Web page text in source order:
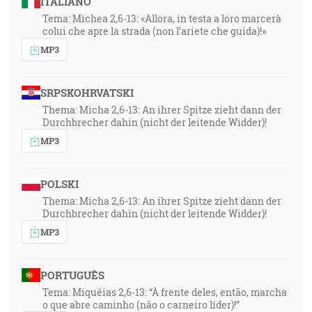
Tema: Michea 2,6-13: «Allora, in testa a loro marcerà
colui che apre la strada (non l’ariete che guida)!»
MP3
SRPSKOHRVATSKI
Thema: Micha 2,6-13: An ihrer Spitze zieht dann der
Durchbrecher dahin (nicht der leitende Widder)!
MP3
POLSKI
Thema: Micha 2,6-13: An ihrer Spitze zieht dann der
Durchbrecher dahin (nicht der leitende Widder)!
MP3
PORTUGUÊS
Tema: Miquéias 2,6-13: “À frente deles, então, marcha
o que abre caminho (não o carneiro líder)!”